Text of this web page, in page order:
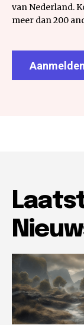
van Nederland.
meer dan 200